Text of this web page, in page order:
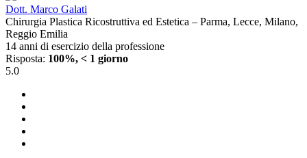
Dott. Marco Galati
Chirurgia Plastica Ricostruttiva ed Estetica – Parma, Lecce, Milano,
Reggio Emilia
14 anni di esercizio della professione
Risposta: 100%, < 1 giorno
5.0